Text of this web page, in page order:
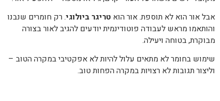
אבל אור הוא לא תוספת. אור הוא טריגר ביולוגי. רק חומרים שנבנו
והותאמו מראש לעבודה פוטודינמית יודעים להגיב לאור בצורה
מבוקרת, בטוחה ויעילה.
שימוש בחומר לא מתאים עלול להיות לא אפקטיבי במקרה הטוב –
וליצור תגובות לא רצויות במקרה הפחות טוב.